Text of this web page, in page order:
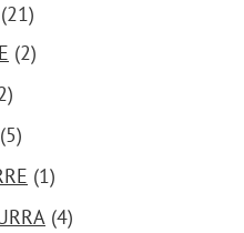
(21)
(2)
(5)
(1)
(4)